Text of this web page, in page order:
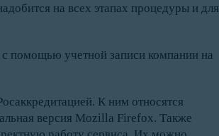
на всех этапах процедуры и для
с помощью учетной записи компании на
К ним относятся
версия Mozilla Firefox. Также